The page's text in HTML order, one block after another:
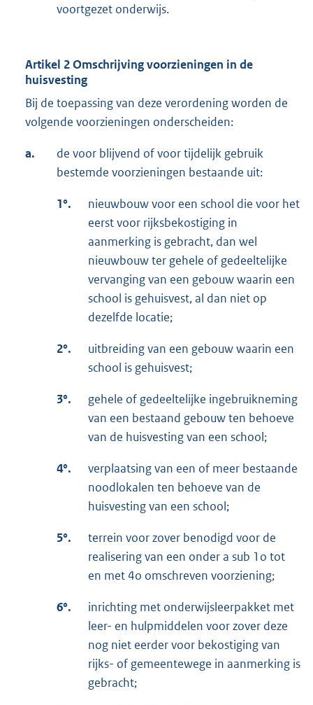
voortgezet onderwijs.
Artikel 2 Omschrijving voorzieningen in de
huisvesting
Bij de toepassing van deze verordening worden de
volgende voorzieningen onderscheiden:
a.
de voor blijvend of voor tijdelijk gebruik
bestemde voorzieningen bestaande uit:
1°.
nieuwbouw voor een school die voor het
eerst voor rijksbekostiging in
aanmerking is gebracht, dan wel
nieuwbouw ter gehele of gedeeltelijke
vervanging van een gebouw waarin een
school is gehuisvest, al dan niet op
dezelfde locatie;
2°.
uitbreiding van een gebouw waarin een
school is gehuisvest;
3°.
gehele of gedeeltelijke ingebruikneming
van een bestaand gebouw ten behoeve
van de huisvesting van een school;
4°.
verplaatsing van een of meer bestaande
noodlokalen ten behoeve van de
huisvesting van een school;
5°.
terrein voor zover benodigd voor de
realisering van een onder a sub 1o tot
en met 4o omschreven voorziening;
6°.
inrichting met onderwijsleerpakket met
leer- en hulpmiddelen voor zover deze
nog niet eerder voor bekostiging van
rijks- of gemeentewege in aanmerking is
gebracht;